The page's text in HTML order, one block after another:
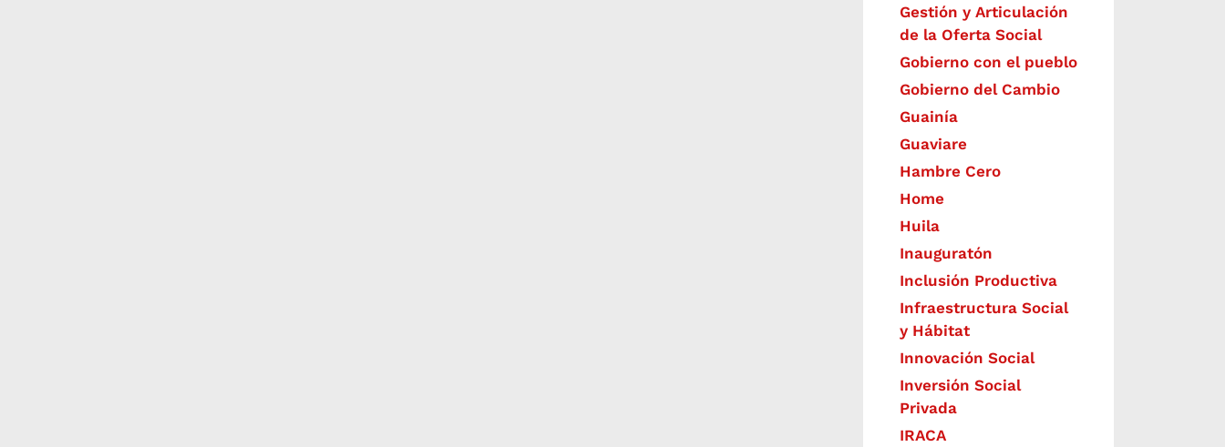
Gestión y Articulación
de la Oferta Social
Gobierno con el pueblo
Gobierno del Cambio
Guainía
Guaviare
Hambre Cero
Home
Huila
Inauguratón
Inclusión Productiva
Infraestructura Social
y Hábitat
​Innovación Social
Inversión Social
Privada
IRACA